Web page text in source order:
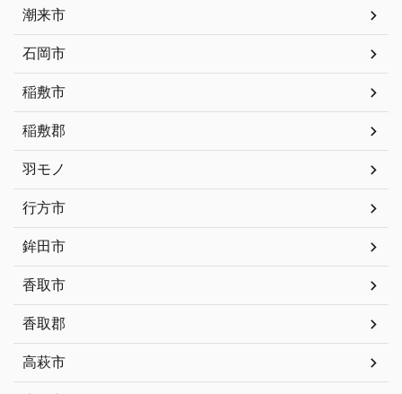
潮来市
石岡市
稲敷市
稲敷郡
羽モノ
行方市
鉾田市
香取市
香取郡
高萩市